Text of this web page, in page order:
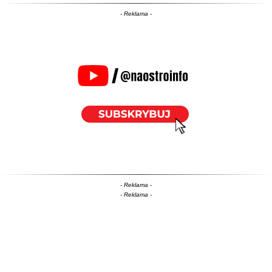
- Reklama -
- Reklama -
- Reklama -